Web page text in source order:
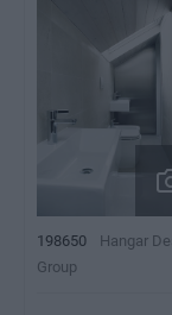
198650
Hangar
Group